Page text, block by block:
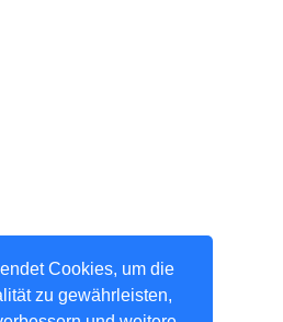
Cookies, um die
zu gewährleisten,